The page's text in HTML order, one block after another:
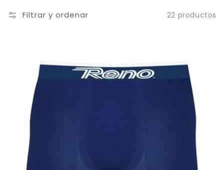
Filtrar y ordenar 22 productos